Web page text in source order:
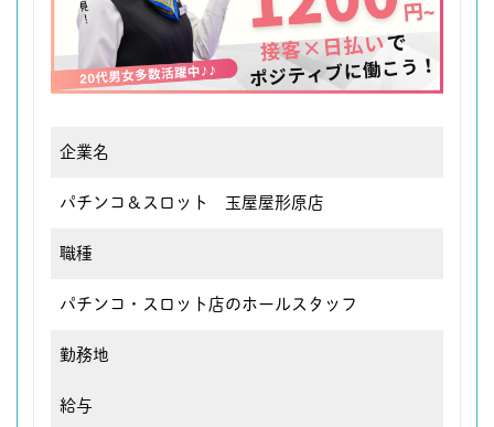
企業名
パチンコ＆スロット 玉屋屋形原店
職種
パチンコ・スロット店のホールスタッフ
勤務地
給与